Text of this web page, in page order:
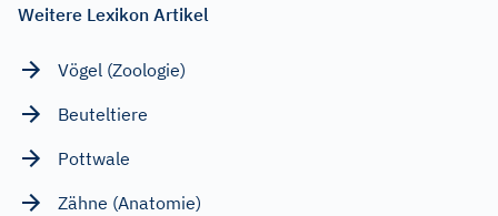
Weitere Lexikon Artikel
Vögel (Zoologie)
Beuteltiere
Pottwale
Zähne (Anatomie)